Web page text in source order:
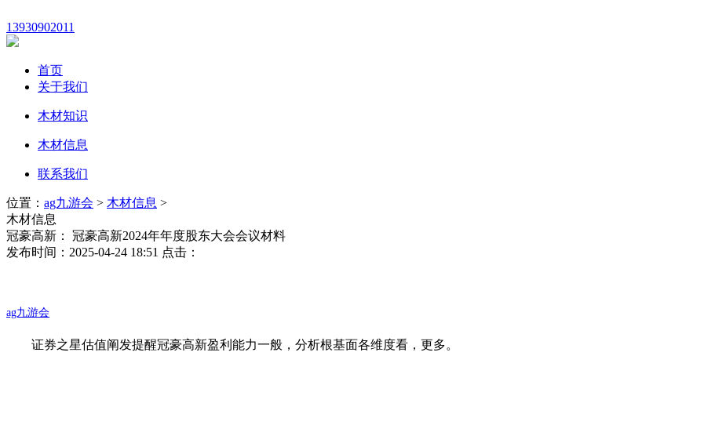
13930902011
首页
关于我们
木材知识
木材信息
联系我们
位置： ag九游会 > 木材信息 >
木材信息
冠豪高新： 冠豪高新2024年年度股东大会会议材料
发布时间：2025-04-24 18:51 点击：
ag九游会
证券之星估值阐发提醒冠豪高新盈利能力一般，分析根基面各维度看，更多。